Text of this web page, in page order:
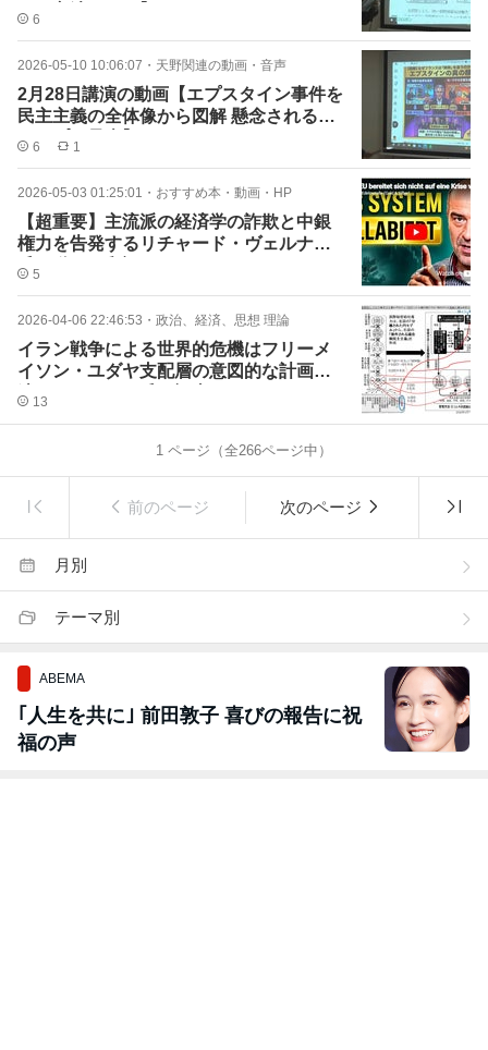
する方法」など】
6
2026-05-10 10:06:07 ・ 天野関連の動画・音声
2月28日講演の動画【エプスタイン事件を
民主主義の全体像から図解 懸念されるト
ランプの暴走】
6 1
2026-05-03 01:25:01 ・ おすすめ本・動画・HP
【超重要】主流派の経済学の詐欺と中銀
権力を告発するリチャード・ヴェルナー
氏の動画の翻訳
5
2026-04-06 22:46:53 ・ 政治、経済、思想 理論
イラン戦争による世界的危機はフリーメ
イソン・ユダヤ支配層の意図的な計画と
述べるメイコウ氏の記事
13
1 ページ（全266ページ中）
前のページ 次のページ
月別
テーマ別
ABEMA
｢人生を共に｣ 前田敦子 喜びの報告に祝
福の声